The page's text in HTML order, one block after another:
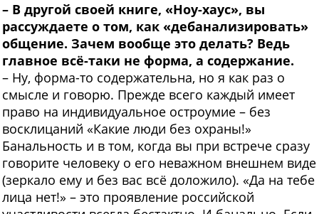
– В другой своей книге, «Ноу-хаус», вы
рассуждаете о том, как «дебанализировать»
общение. Зачем вообще это делать? Ведь
главное всё-таки не форма, а содержание.
– Ну, форма-то содержательна, но я как раз о
смысле и говорю. Прежде всего каждый имеет
право на индивидуальное остроумие – без
восклицаний «Какие люди без охраны!»
Банальность и в том, когда вы при встрече сразу
говорите человеку о его неважном внешнем виде
(зеркало ему и без вас всё доложило). «Да на тебе
лица нет!» – это проявление российской